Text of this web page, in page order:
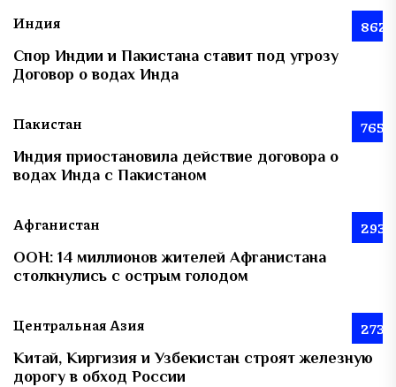
Индия 862
Спор Индии и Пакистана ставит под угрозу
Договор о водах Инда
Пакистан 765
Индия приостановила действие договора о
водах Инда с Пакистаном
Афганистан 293
ООН: 14 миллионов жителей Афганистана
столкнулись с острым голодом
Центральная Азия 273
Китай, Киргизия и Узбекистан строят железную
дорогу в обход России